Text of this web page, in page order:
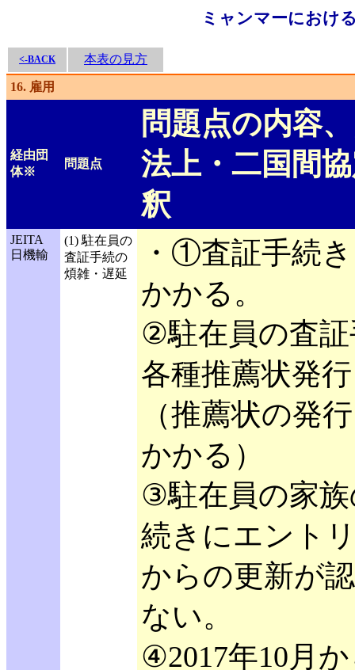
ミャンマーにおけ
<-BACK 本表の見方
16. 雇用
経由団
体※
問題点
問題点の内容
法上・二国間
釈
JEITA
日機輸
(1) 駐在員の
査証手続の
煩雑・遅延
・①査証手続
かかる。
②駐在員の査
各種推薦状発
（推薦状の発
かかる）
③駐在員の家
続きにエント
からの更新が
ない。
④2017年10月